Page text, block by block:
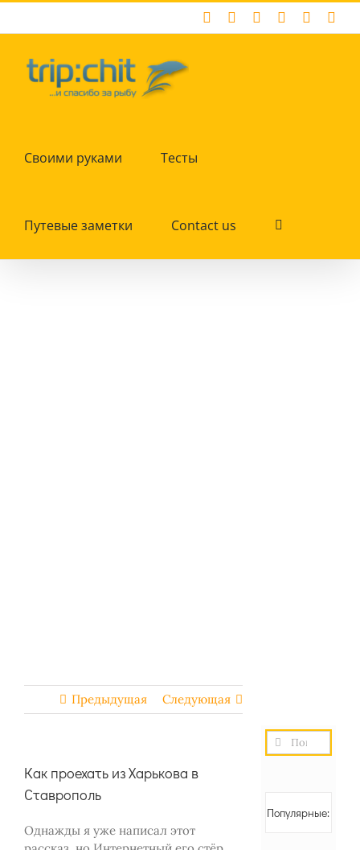
Skip
Facebook InstagramPinterest
Своими руками Тесты
Путевые заметки Contact us
Предыдущая Следующая
Как проехать из Харькова в
Ставрополь
Однажды я уже написал этот
Результат
поиска:
Популярные: